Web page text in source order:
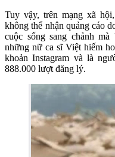
Tuy vậy, trên mạng xã
không thể nhận quảng cáo
cuộc sống sang chảnh
những nữ ca sĩ Việt hiếm
khoản Instagram và là
888.000 lượt đăng lý.